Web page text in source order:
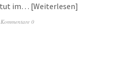
tut im… Weiterlesen
Kommentare 0